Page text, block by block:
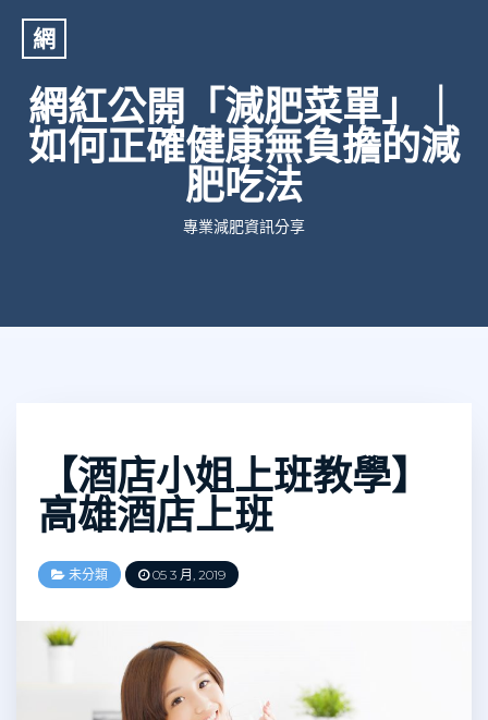
網
網紅公開「減肥菜單」｜
如何正確健康無負擔的減
肥吃法
專業減肥資訊分享
【酒店小姐上班教學】
高雄酒店上班
未分類 05 3 月, 2019